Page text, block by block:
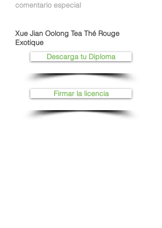
comentario especial
Xue Jian Oolong Tea Thé Rouge
Exotique
Descarga tu Diploma
Firmar la licencia